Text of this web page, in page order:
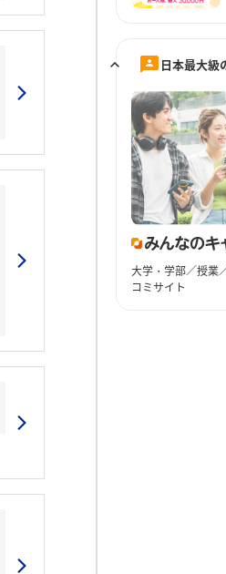
日本最大級
大学・学部／授業
コミサイト